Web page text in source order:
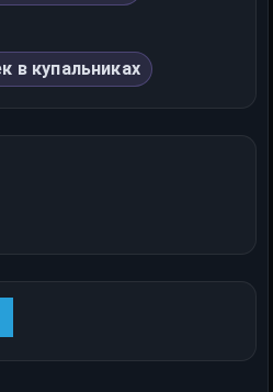
в купальниках